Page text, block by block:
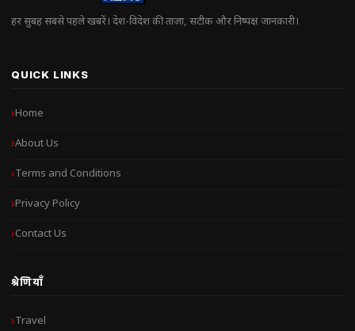
हर सुबह सबसे पहले खबरें। देश-विदेश की ताज़ा, सटीक और निष्पक्ष जानकारी।
QUICK LINKS
Home
About Us
Terms and Conditions
Privacy Policy
Contact Us
श्रेणियाँ
Travel